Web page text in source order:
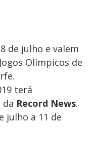
de julho e valem
Olímpicos de
terá
da Record News.
julho a 11 de